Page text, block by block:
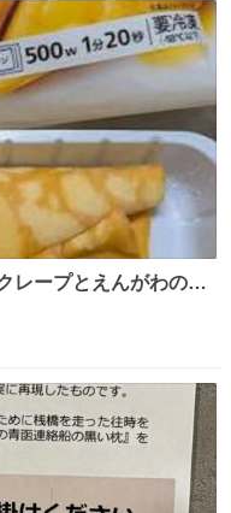
レープとえんがわの寿
ークレープは目黒、品
、九州の一部エリア限
です🤩❣️